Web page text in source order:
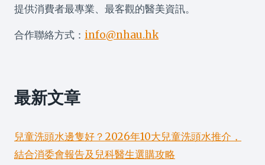
提供消費者最專業、最客觀的醫美資訊。
合作聯絡方式： info@nhau.hk
最新文章
兒童洗頭水邊隻好？2026年10大兒童洗頭水推介，
結合消委會報告及兒科醫生選購攻略